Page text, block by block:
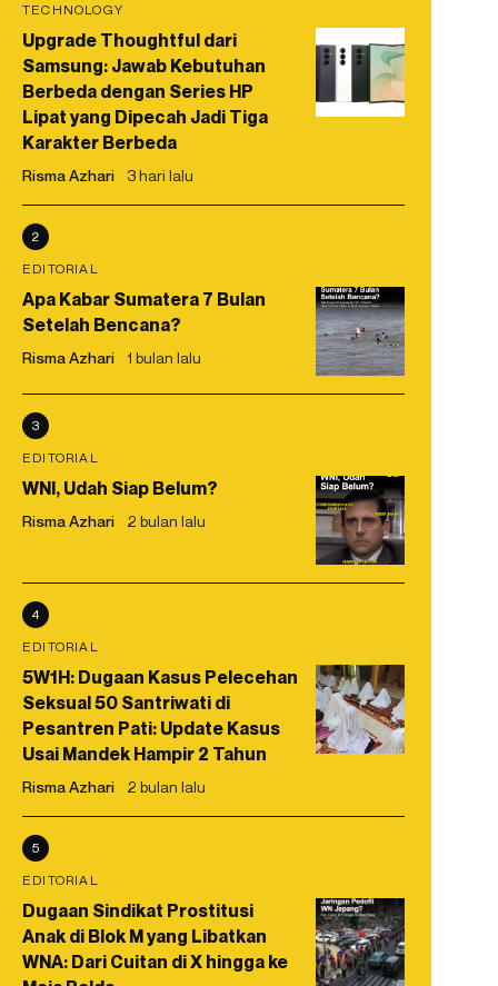
TECHNOLOGY
Upgrade Thoughtful dari
Samsung: Jawab Kebutuhan
Berbeda dengan Series HP
Lipat yang Dipecah Jadi Tiga
Karakter Berbeda
Risma Azhari 3 hari lalu
2
EDITORIAL
Apa Kabar Sumatera 7 Bulan
Setelah Bencana?
Risma Azhari 1 bulan lalu
3
EDITORIAL
WNI, Udah Siap Belum?
Risma Azhari 2 bulan lalu
4
EDITORIAL
5W1H: Dugaan Kasus Pelecehan
Seksual 50 Santriwati di
Pesantren Pati: Update Kasus
Usai Mandek Hampir 2 Tahun
Risma Azhari 2 bulan lalu
5
EDITORIAL
Dugaan Sindikat Prostitusi
Anak di Blok M yang Libatkan
WNA: Dari Cuitan di X hingga ke